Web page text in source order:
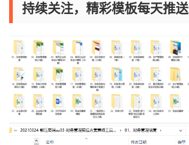
持续关注，精彩模板每天推送